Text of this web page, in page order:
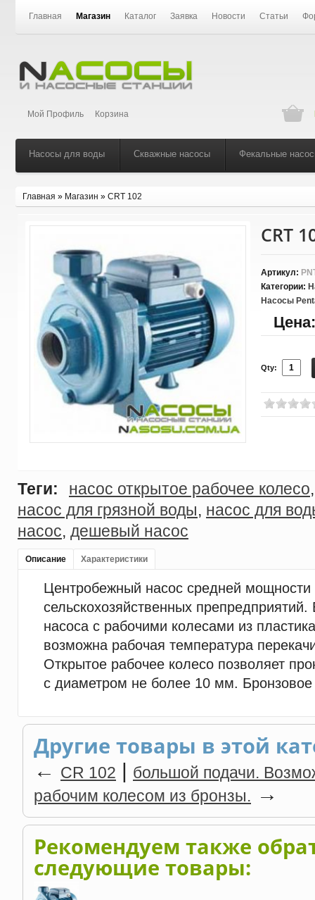
Главная Магазин Каталог Заявка Новости Статьи
Мой Профиль Корзина
Насосы для воды Скважные насосы Фекальные
Главная » Магазин » CRT 102
CRT
Артикул:
Категории:
Насосы
Цена:
Qty:
Теги: насос открытое рабочее колесо
насос для грязной воды, насос для
насос, дешевый насос
Описание Характеристики
Центробежный насос средней
сельскохозяйственных
насоса с рабочими колесами из
возможна рабочая температура
Открытое рабочее колесо позволяет
с диаметром не более 10 мм. Бронзовое
Другие товары в этой
← CR 102 | большой подачи.
рабочим колесом из бронзы. →
Рекомендуем также
следующие товары: